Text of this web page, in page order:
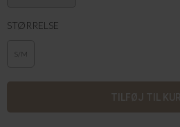
STØRRELSE
S/M